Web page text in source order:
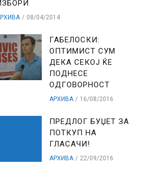
08/04/2014
ГАБЕЛОСКИ:
ОПТИМИСТ СУМ
ДЕКА СЕКОЈ ЌЕ
ПОДНЕСЕ
ОДГОВОРНОСТ
АРХИВА 16/08/2016
ПРЕДЛОГ БУЏЕТ ЗА
ПОТКУП НА
ГЛАСАЧИ!
АРХИВА 22/09/2016
ARCHIVES
CIVIL - Center for Freedom